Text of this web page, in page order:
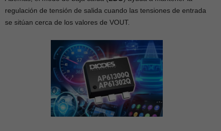
regulación de tensión de salida cuando las tensiones de entrada
se sitúan cerca de los valores de VOUT.